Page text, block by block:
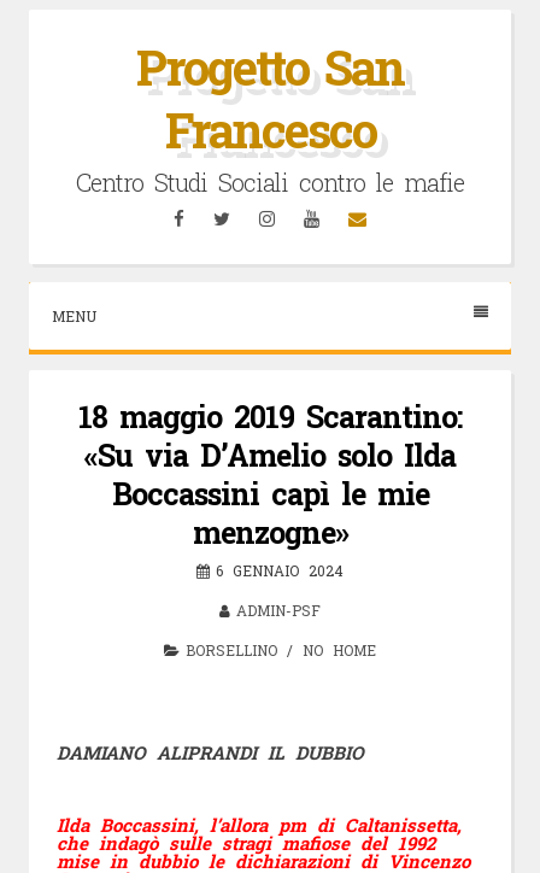
Progetto San
Francesco
Centro Studi Sociali contro le mafie
FacebookTwitterInstagramYouTubeEmail
MENU
18 maggio 2019 Scarantino:
«Su via D’Amelio solo Ilda
Boccassini capì le mie
menzogne»
6 GENNAIO 2024
ADMIN-PSF
BORSELLINO / NO HOME
DAMIANO ALIPRANDI IL DUBBIO
Ilda Boccassini, l’allora pm di Caltanissetta,
che indagò sulle stragi mafiose del 1992
mise in dubbio le dichiarazioni di Vincenzo